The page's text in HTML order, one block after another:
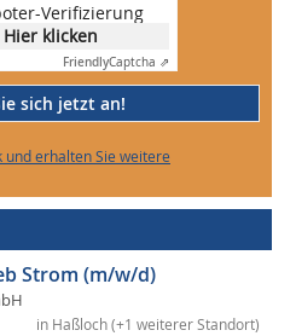
Verifizierung
Hier klicken
FriendlyCaptcha ⇗
sich jetzt an!
und erhalten Sie weitere
Strom (m/w/d)
in Haßloch (+1 weiterer Standort)